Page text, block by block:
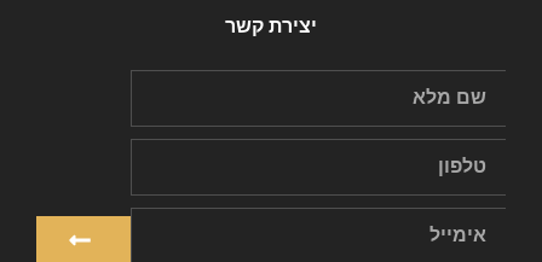
יצירת קשר